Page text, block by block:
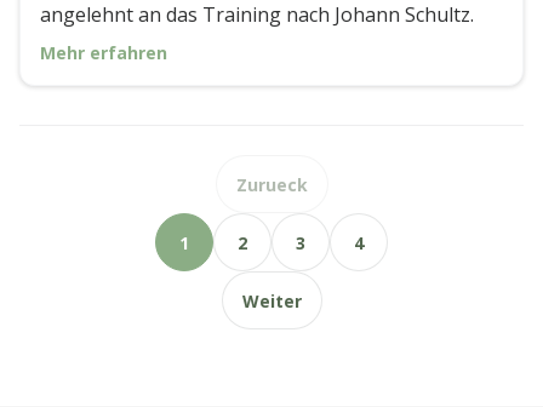
angelehnt an das Training nach Johann Schultz.
Mehr erfahren
Zurueck
1 2 3 4
Weiter